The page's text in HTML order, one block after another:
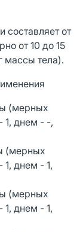
составляет от
от 10 до 15
массы тела).
(мерных
1, днем - -,
(мерных
1, днем - 1,
(мерных
1, днем - 1,